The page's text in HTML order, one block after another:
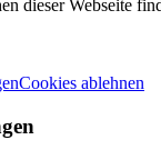
dieser Webseite
Cookies ablehnen